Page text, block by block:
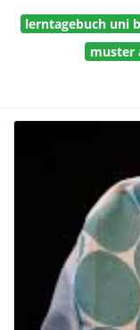
lerntagebuch uni
muster